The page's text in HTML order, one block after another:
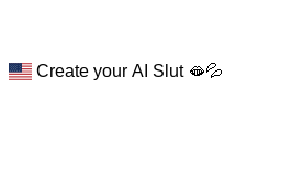
Create your AI Slut 🫦💦